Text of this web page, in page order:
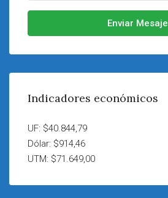
Enviar Mesaje
Indicadores económicos
UF: $40.844,79
Dólar: $914,46
UTM: $71.649,00